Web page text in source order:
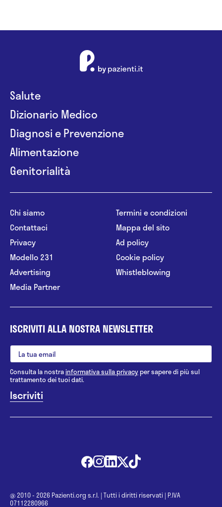
Salute
Dizionario Medico
Diagnosi e Prevenzione
Alimentazione
Genitorialità
Chi siamo
Contattaci
Privacy
Modello 231
Advertising
Media Partner
Termini e condizioni
Mappa del sito
Ad policy
Cookie policy
Whistleblowing
ISCRIVITI ALLA NOSTRA NEWSLETTER
Consulta la nostrainformativa sulla privacy per sapere di più sul
trattamento dei tuoi dati.
@ 2010 - 2026 Pazienti.org s.r.l. | Tutti i diritti riservati | P.IVA
07112280966